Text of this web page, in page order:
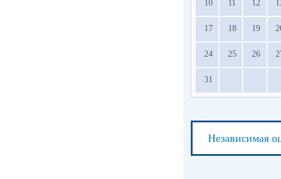
10 11 12
17 18 19
24 25 26
31
Независимая